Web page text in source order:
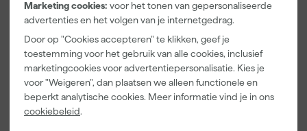
Marketing cookies: voor het tonen van gepersonaliseerde
advertenties en het volgen van je internetgedrag.
Door op "Cookies accepteren" te klikken, geef je
toestemming voor het gebruik van alle cookies, inclusief
marketingcookies voor advertentiepersonalisatie. Kies je
voor "Weigeren", dan plaatsen we alleen functionele en
beperkt analytische cookies. Meer informatie vind je in ons
cookiebeleid.
Little Greene
Absolute Matt
- op kleur
Kip Tape
3308-24
Go!Paint Roll
And Go